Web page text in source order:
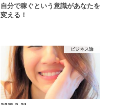
自分で稼ぐという意識があなたを
変える！
ビジネス論